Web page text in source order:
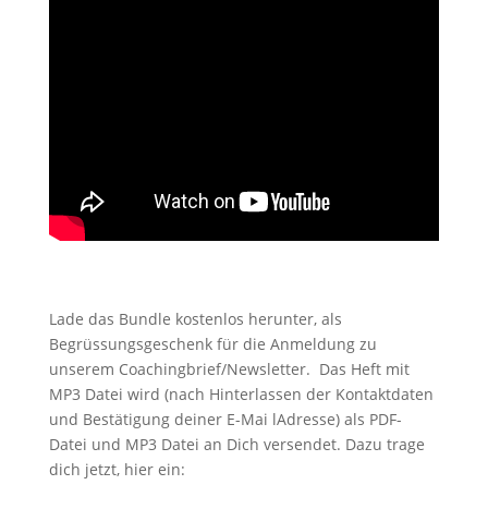
Lade das Bundle kostenlos herunter, als
Begrüssungsgeschenk für die Anmeldung zu
unserem Coachingbrief/Newsletter. Das Heft mit
MP3 Datei wird (nach Hinterlassen der Kontaktdaten
und Bestätigung deiner E-Mai lAdresse) als PDF-
Datei und MP3 Datei an Dich versendet. Dazu trage
dich jetzt, hier ein: